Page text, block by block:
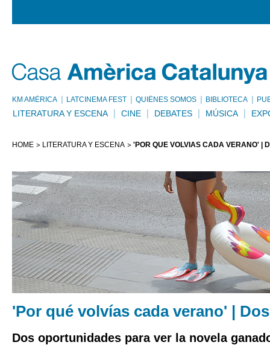
KM AMÈRICA LATCINEMA FEST QUIÉNES SOMOS BIBLIOTECA
LITERATURA Y ESCENA CINE DEBATES MÚSICA
HOME LITERATURA Y ESCENA 'POR QUÉ VOLVÍAS CADA VERANO' |
'Por qué volvías cada verano' |
Dos oportunidades para ver la novela